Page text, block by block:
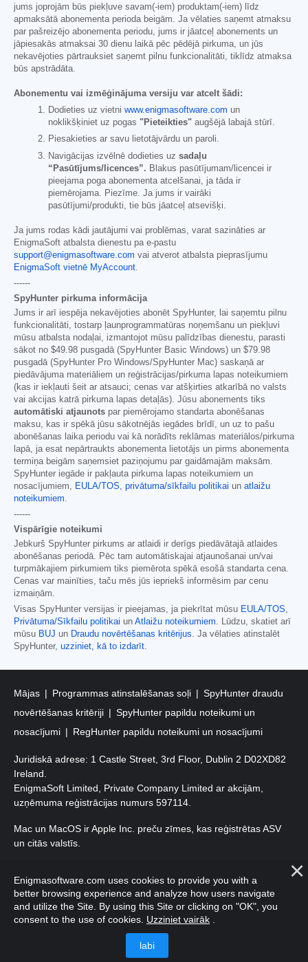
jums joprojām būs piekļuve savam(-iem) produktam(-iem) līdz
apmaksātā abonementa perioda beigām. Ja vēlaties saņemt atmaksu
par pašreizējo abonementa periodu, jums ir jāatceļ abonements un
jāpiesakās atmaksai 30 dienu laikā pēc pēdējā pirkuma, un jūs
nekavējoties pārtrauksiet saņemt pilnu funkcionalitāti, tiklīdz atmaksa
būs apstrādāta.
Abonementu vai izmēģinājuma versiju var atcelt šādi:
Dodieties uz vietni www.enigmasoftware.com un
noklikšķiniet uz pogas "Pieteikties" augšējā labajā stūrī.
Piesakieties ar savu lietotājvārdu un paroli.
Navigācijas izvēlnē dodieties uz sadaļu
“Pasūtījums/licences”. Blakus pasūtījumam/licencei ir
pieejama poga abonementa atcelšanai, ja tāda ir
piemērojama. Piezīme. Ja jums ir vairāki
pasūtījumi/produkti, tie būs jāatceļ atsevišķi.
Ja jums rodas kādi jautājumi vai problēmas, varat sazināties ar
EnigmaSoft atbalsta dienestu pa e-pastu
support@enigmasoftware.com vai atverot atbalsta pieprasījumu
EnigmaSoft vietnē MyAccount
------
SpyHunter pirkuma informācija
Jums ir arī iespēja nekavējoties abonēt SpyHunter, lai saņemtu pilnu
funkcionalitāti, tostarp ļaunprogrammatūras noņemšanu un piekļuvi
mūsu atbalsta nodaļai, izmantojot mūsu palīdzības dienestu, parasti
sākot no $49.98 pusgadā (SpyHunter Basic Windows) un $79.98
pusgadā (SpyHunter Pro Windows/SpyHunter Mac) saskaņā ar
piedāvājuma materiāliem un reģistrācijas/pirkuma lapas noteikumiem
(kas ir iekļauti šeit ar atsauci; cenas var atšķirties atkarībā no valsts
vai akcijas katrā pirkuma lapas detaļās). Jūsu abonements tiks
automātiski atjaunots par piemērojamo standarta abonēšanas
maksu, kas ir spēkā jūsu sākotnējās iegādes brīdī, un uz to pašu
abonēšanas laika periodu vai kā norādīts reklāmas materiālos/pirkuma
lapā, ja esat nepārtraukts abonementa lietotājs un pirms abonementa
termiņa beigām saņemsiet paziņojumu par gaidāmajām maksām.
SpyHunter iegāde ir pakļauta pirkuma lapas noteikumiem un
nosacījumiem,
EULA/TOS privātuma/sīkfailu politikai un atlaižu
noteikumiem
------
Vispārīgie noteikumi
Jebkurš SpyHunter pirkums ar atlaidi ir derīgs piedāvātajā atlaides
abonēšanas periodā. Pēc tam automātiskajai atjaunošanai un/vai
turpmākajiem pirkumiem tiks piemērota spēkā esošā standarta cena.
Cenas var mainīties, taču mēs jūs iepriekš informēsim par cenu
izmaiņām.
Visas SpyHunter versijas ir pieejamas, ja piekrītat mūsu EULA/TOS
Privātuma/Sīkfailu politikai un Atlaižu noteikumiem . Lūdzu, skatiet arī
mūsu BUJ un Draudu novērtēšanas kritērijus . Ja vēlaties atinstalēt
SpyHunter, uzziniet, kā to izdarīt
Mājas Programmas atinstalēšanas soļi
SpyHunter draudu
novērtēšanas kritēriji
SpyHunter papildu noteikumi un
nosacījumi
RegHunter papildu noteikumi un nosacījumi
Juridiskā adrese: 1 Castle Street, 3rd Floor, Dublin 2 D02XD82
Ireland.
EnigmaSoft Limited, Private Company Limited ar akcijām,
uzņēmuma reģistrācijas numurs 597114.
Mac un MacOS ir Apple Inc. preču zīmes, kas reģistrētas ASV
un citās valstīs.
aizsargātas.
Enigmasoftware.com uses cookies to provide you with a
better browsing experience and analyze how users navigate
and utilize the Site. By using this Site or clicking on "OK", you
consent to the use of cookies. Uzziniet vairāk